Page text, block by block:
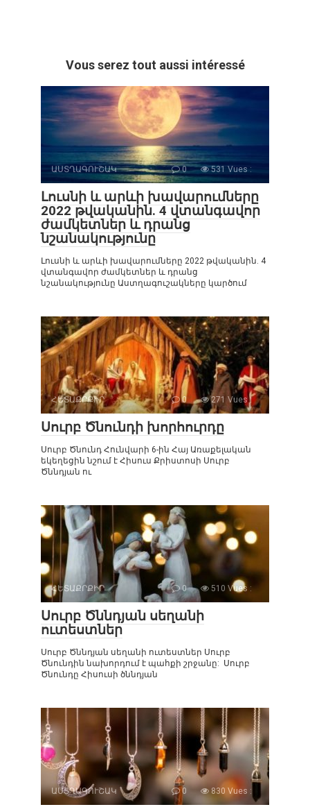
Vous serez tout aussi intéressé
ԱՍՏՂԱԳՈՒՇԱԿ 0 531 Vues :
Լուսնի և արևի խավարումները
2022 թվականին. 4 վտանգավոր
ժամկետներ և դրանց
նշանակությունը
Լուսնի և արևի խավարումները 2022 թվականին. 4
վտանգավոր ժամկետներ և դրանց
նշանակությունը Աստղագուշակները կարծում
ՀԵՏԱՔՐՔԻՐ 0 271 Vues :
Սուրբ Ծնունդի խորհուրդը
Սուրբ Ծնունդ Հունվարի 6-ին Հայ Առաքելական
եկեղեցին նշում է Հիսուս Քրիստոսի Սուրբ
Ծննդյան ու
ՀԵՏԱՔՐՔԻՐ 0 510 Vues :
Սուրբ Ծննդյան սեղանի
ուտեստներ
Սուրբ Ծննդյան սեղանի ուտեստներ Սուրբ
Ծնունդին նախորդում է պահքի շրջանը: Սուրբ
Ծնունդը Հիսուսի ծննդյան
ԱՍՏՂԱԳՈՒՇԱԿ 0 830 Vues :